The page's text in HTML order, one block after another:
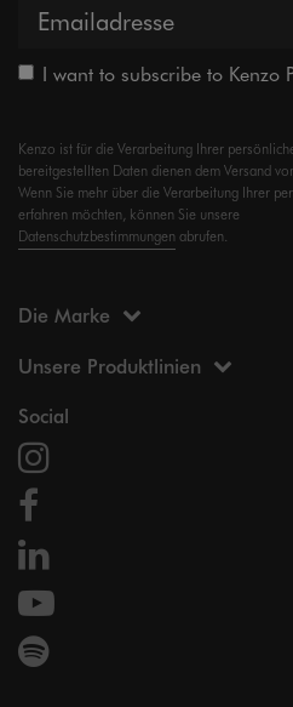
I want to subscribe to Kenzo
Kenzo ist für die Verarbeitung Ihrer
bereitgestellten Daten dienen dem Versand
Wenn Sie mehr über die Verarbeitung Ihrer
erfahren möchten, können Sie unsere
Datenschutzbestimmungen abrufen.
Die Marke
Unsere Produktlinien
Social